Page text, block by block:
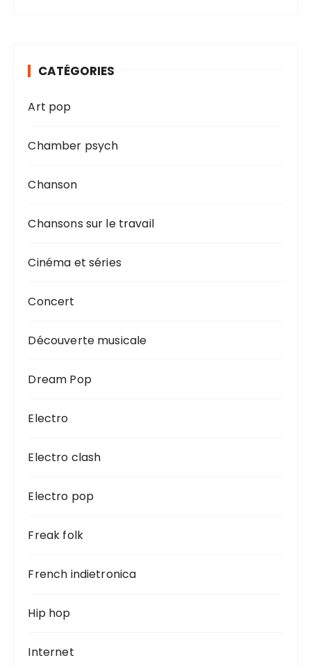
CATÉGORIES
Art pop
Chamber psych
Chanson
Chansons sur le travail
Cinéma et séries
Concert
Découverte musicale
Dream Pop
Electro
Electro clash
Electro pop
Freak folk
French indietronica
Hip hop
Internet